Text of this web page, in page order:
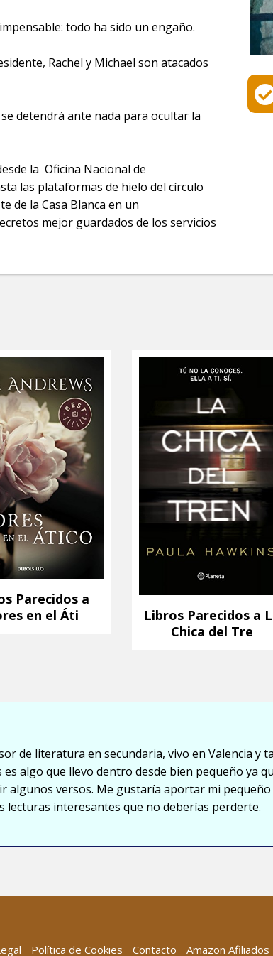
todo ha sido un engaño.
Rachel y Michael son atacados
detendrá ante nada para ocultar la
la Oficina Nacional de
las plataformas de hielo del círculo
de la Casa Blanca en un
mejor guardados de los servicios
Parecidos a
en el Áti
Libros Parecidos a
Chica del Tre
de literatura en secundaria, vivo en Valencia y
algo que llevo dentro desde bien pequeño ya
algunos versos. Me gustaría aportar mi
lecturas interesantes que no deberías perderte.
Política de Cookies Contacto Amazon Afiliados